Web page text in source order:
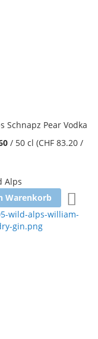
hinzufügen
Schnapz Pear Vodka
/ 50 cl (CHF 83.20 /
Alps
Warenkorb